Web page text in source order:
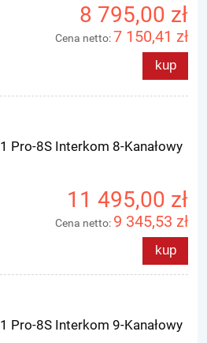
8 795,00 zł
Cena netto:7 150,41 zł
kup
Pro-8S Interkom 8-Kanałowy
11 495,00 zł
Cena netto: 9 345,53 zł
kup
Pro-8S Interkom 9-Kanałowy